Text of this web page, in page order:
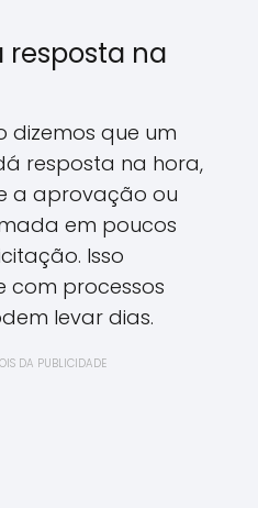
resposta na
dizemos que um
resposta na hora,
a aprovação ou
em poucos
Isso
processos
levar dias.
DA PUBLICIDADE